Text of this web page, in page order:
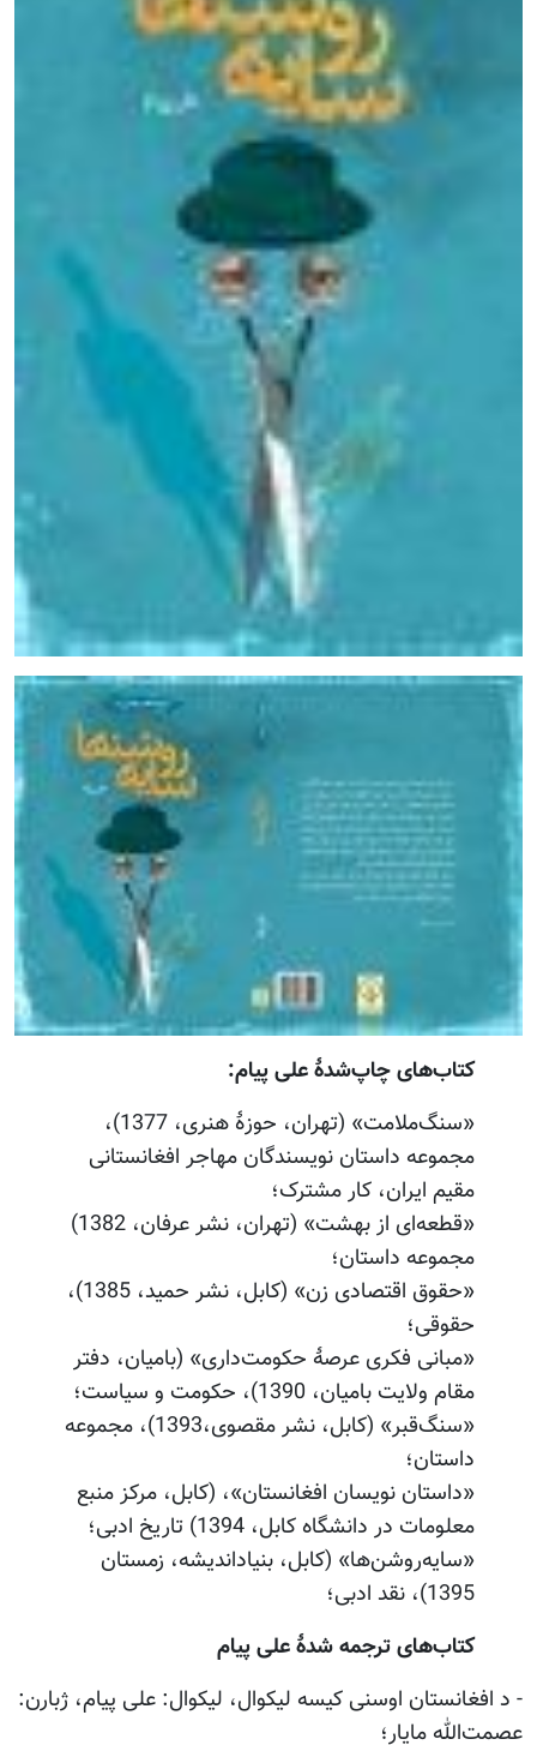
کتاب‌های چاپ‌شدۀ علی پیام:
«سنگ‌ملامت» (تهران، حوزۀ هنری، 1377)،
مجموعه داستان نویسندگان مهاجر افغانستانی
مقیم ایران، کار مشترک؛
«قطعه‌ای از بهشت» (تهران، نشر عرفان، 1382)
مجموعه داستان؛
«حقوق اقتصادی زن» (کابل، نشر حمید، 1385)،
حقوقی؛
«مبانی فکری عرصۀ حکومت‌داری» (بامیان، دفتر
مقام ولایت بامیان، 1390)، حکومت و سیاست؛
«سنگ‌قبر» (کابل، نشر مقصوی،1393)، مجموعه
داستان؛
«داستان نویسان افغانستان»، (کابل، مرکز منبع
معلومات در دانشگاه کابل، 1394) تاریخ ادبی؛
«سایه‌روشن‌ها» (کابل، بنیاداندیشه، زمستان
1395)، نقد ادبی؛
کتاب‌های ترجمه شدۀ علی پیام
- د افغانستان اوسنی کیسه لیکوال، لیکوال: علی پیام، ژبارن:
عصمت‌الله مایار؛